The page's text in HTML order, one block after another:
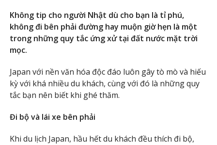
Không tip cho người Nhật dù cho bạn là tỉ phú,
không đi bên phải đường hay muộn giờ hẹn là một
trong những quy tắc ứng xử tại đất nước mặt trời
mọc.
Japan với nền văn hóa độc đáo luôn gây tò mò và hiếu
kỳ với khá nhiều du khách, cùng với đó là những quy
tắc bạn nên biết khi ghé thăm.
Đi bộ và lái xe bên phải
Khi du lịch Japan, hầu hết du khách đều thích đi bộ,